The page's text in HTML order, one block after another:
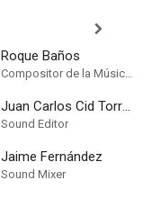
Roque Baños
Compositor de la Música Original
Juan Carlos Cid Torrejón
Sound Editor
Jaime Fernández
Sound Mixer